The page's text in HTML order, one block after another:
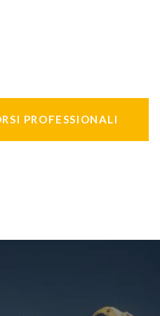
PROFESSIONALI